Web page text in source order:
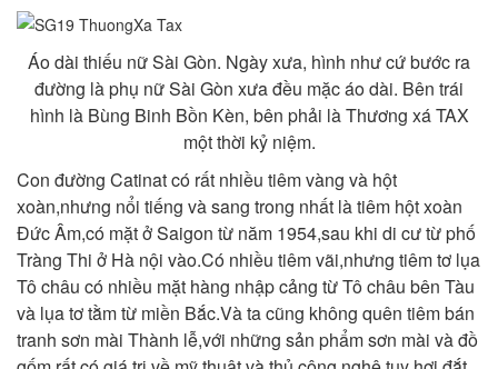
Áo dài thiếu nữ Sài Gòn. Ngày xưa, hình như cứ bước ra
đường là phụ nữ Sài Gòn xưa đều mặc áo dài. Bên trái
hình là Bùng Binh Bồn Kèn, bên phải là Thương xá TAX
một thời kỷ niệm.
Con đường Catinat có rất nhiều tiêm vàng và hột
xoàn,nhưng nổi tiếng và sang trong nhất là tiêm hột xoàn
Đức Âm,có mặt ở Saigon từ năm 1954,sau khi di cư từ phố
Tràng Thi ở Hà nội vào.Có nhiều tiêm vãi,nhưng tiêm tơ lụa
Tô châu có nhiều mặt hàng nhập cảng từ Tô châu bên Tàu
và lụa tơ tằm từ miền Bắc.Và ta cũng không quên tiêm bán
tranh sơn mài Thành lễ,với những sản phẩm sơn mài và đồ